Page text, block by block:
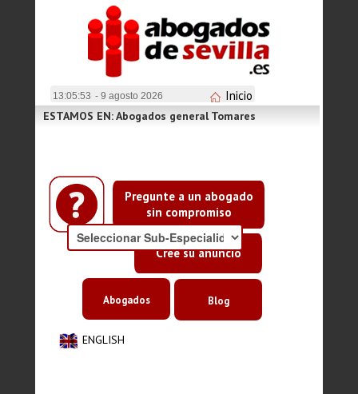
13:05:54 - 9 agosto 2026 Inicio
Pregunte a un abogado
sin compromiso
Cree su anuncio
ESTAMOS EN: Abogados general Tomares
ENGLISH
Abogados Blog